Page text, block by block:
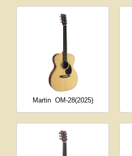
Martin OM-28(2025)